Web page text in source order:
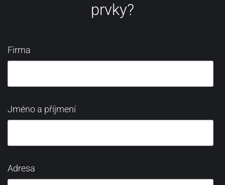
prvky?
Firma
Jméno a příjmení
Adresa